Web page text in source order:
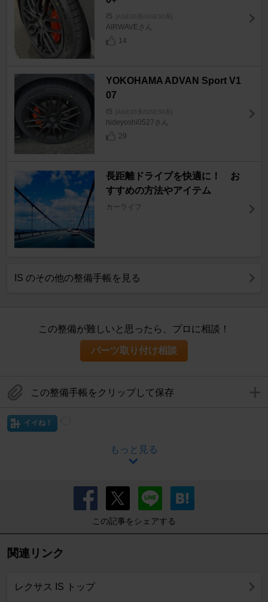
IS [ASE30系/GSE30系]
AIRWAVEさん
14
YOKOHAMA ADVAN Sport V1
07
IS [ASE30系/GSE30系]
hideyoshi0527さん
29
長距離ドライブを快適に！ お
すすめの方法やアイテム
カーライフ
IS のその他の整備手帳を見る
この整備が難しいと思ったら、プロに相談！
パーツ取り付け相談
この整備手帳をクリップして保存
イイね！
もっと見る
この記事をシェアする
関連リンク
レクサス IS トップ